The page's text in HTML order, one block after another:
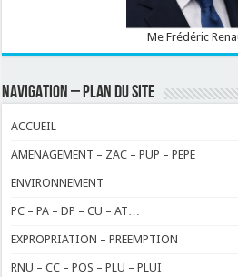
Me Frédéric
NAVIGATION – PLAN DU SITE
ACCUEIL
AMENAGEMENT – ZAC – PUP – PEPE
ENVIRONNEMENT
PC – PA – DP – CU – AT…
EXPROPRIATION – PREEMPTION
RNU – CC – POS – PLU – PLUI